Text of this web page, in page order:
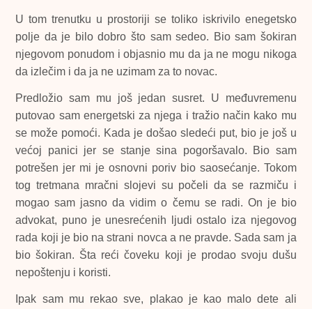
U tom trenutku u prostoriji se toliko iskrivilo enegetsko
polje da je bilo dobro što sam sedeo. Bio sam šokiran
njegovom ponudom i objasnio mu da ja ne mogu nikoga
da izlečim i da ja ne uzimam za to novac.
Predložio sam mu još jedan susret. U međuvremenu
putovao sam energetski za njega i tražio način kako mu
se može pomoći. Kada je došao sledeći put, bio je još u
većoj panici jer se stanje sina pogoršavalo. Bio sam
potrešen jer mi je osnovni poriv bio saosećanje. Tokom
tog tretmana mračni slojevi su počeli da se razmiču i
mogao sam jasno da vidim o čemu se radi. On je bio
advokat, puno je unesrećenih ljudi ostalo iza njegovog
rada koji je bio na strani novca a ne pravde. Sada sam ja
bio šokiran. Šta reći čoveku koji je prodao svoju dušu
nepoštenju i koristi.
Ipak sam mu rekao sve, plakao je kao malo dete ali